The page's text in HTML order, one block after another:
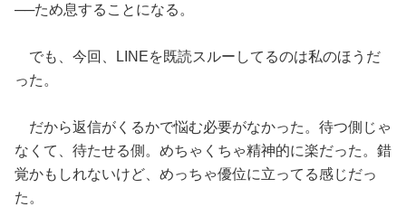
──ため息することになる。
でも、今回、LINEを既読スルーしてるのは私のほうだ
った。
だから返信がくるかで悩む必要がなかった。待つ側じゃ
なくて、待たせる側。めちゃくちゃ精神的に楽だった。錯
覚かもしれないけど、めっちゃ優位に立ってる感じだっ
た。